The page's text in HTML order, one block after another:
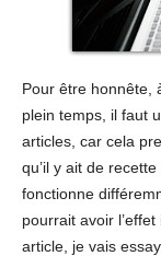
Pour être honnête,
plein temps, il faut
articles, car cela
qu’il y ait de
fonctionne
pourrait avoir
article, je vais